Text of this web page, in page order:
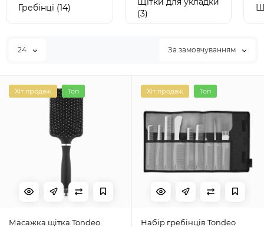
Гребінці (14)
(3)
24 За замовчуванням
Хіт продаж Топ
Масажка щітка Tondeo
Хіт продаж Топ
Набір гребінців Tondeo